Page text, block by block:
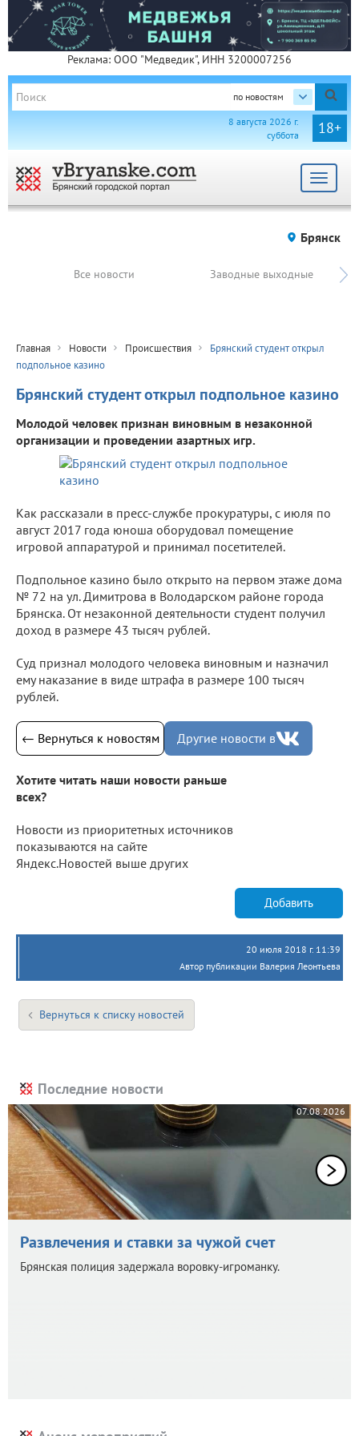
Реклама: ООО "Медведик", ИНН 3200007256
по новостям
18+
8 августа 2026 г.
суббота
Toggle
Брянск
Все новости Заводные выходные
Главная Новости Происшествия
Брянский студент открыл
подпольное казино
Брянский студент открыл подпольное казино
Молодой человек признан виновным в незаконной
организации и проведении азартных игр.
Как рассказали в пресс-службе прокуратуры, с июля по
август 2017 года юноша оборудовал помещение
игровой аппаратурой и принимал посетителей.
Подпольное казино было открыто на первом этаже дома
№ 72 на ул. Димитрова в Володарском районе города
Брянска. От незаконной деятельности студент получил
доход в размере 43 тысяч рублей.
Суд признал молодого человека виновным и назначил
ему наказание в виде штрафа в размере 100 тысяч
рублей.
← Вернуться к новостям Другие новости в
Хотите читать наши новости раньше
всех?
Новости из приоритетных источников
показываются на сайте
Яндекс.Новостей выше других
Добавить
20 июля 2018 г. 11:39
Автор публикации Валерия Леонтьева
Вернуться к списку новостей
Последние новости
07.08.2026
Развлечения и ставки за чужой счет
Брянская полиция задержала воровку-игроманку.